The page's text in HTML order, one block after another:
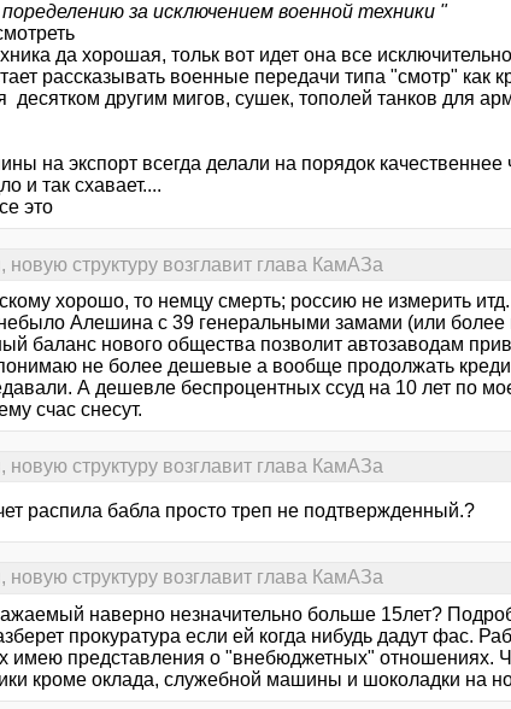
за исключением военной техники "
да хорошая, тольк вот идет она все
рассказывать военные передачи типа "смотр" как
десятком другим мигов, сушек, тополей танков для
на экспорт всегда делали на порядок
и так схавает....
это
структуру возглавит глава КамАЗа
хорошо, то немцу смерть; россию не измерить итд.
Алешина с 39 генеральными замами (или более
баланс нового общества позволит автозаводам
не более дешевые а вообще продолжать
А дешевле беспроцентных ссуд на 10 лет по
счас снесут.
структуру возглавит глава КамАЗа
распила бабла просто треп не подтвержденный.?
структуру возглавит глава КамАЗа
наверно незначительно больше 15лет?
прокуратура если ей когда нибудь дадут фас.
имею представления о "внебюджетных" отношениях.
кроме оклада, служебной машины и шоколадки на